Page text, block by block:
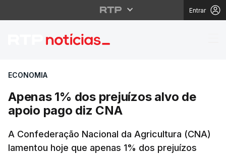
Entrar
Apenas 1% dos
ECONOMIA
Apenas 1% dos prejuízos alvo de
apoio pago diz CNA
A Confederação Nacional da Agricultura (CNA)
lamentou hoje que apenas 1% dos prejuízos